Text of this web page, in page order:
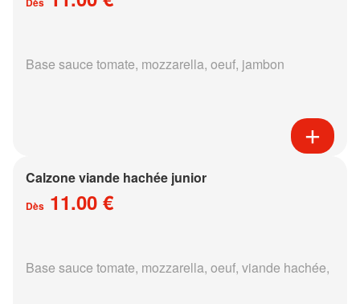
Base sauce tomate, mozzarella, oeuf, jambon
Calzone viande hachée junior
Dès 11.00 €
Base sauce tomate, mozzarella, oeuf, viande hachée,